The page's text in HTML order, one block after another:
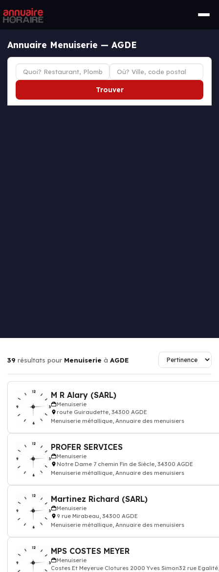
Annuaire Menuiserie — AGDE
Trouver
39 résultats pour Menuiserie à AGDE
M R Alary (SARL)
Menuiserie
route Guiraudette, 34300 AGDE
Menuiserie métallique, Annuaire des menuisiers
PROFER SERVICES
Menuiserie
Notre Dame 7 chemin Fin de Siècle, 34300 AGDE
Menuiserie métallique, Annuaire des menuisiers
Martinez Richard (SARL)
Menuiserie
9 rue Mirabeau, 34300 AGDE
Menuiserie métallique, Annuaire des menuisiers
MPS COSTES MEYER
Menuiserie
Costes Et Meyerue Clotures 2000 Yves Simon32 rue